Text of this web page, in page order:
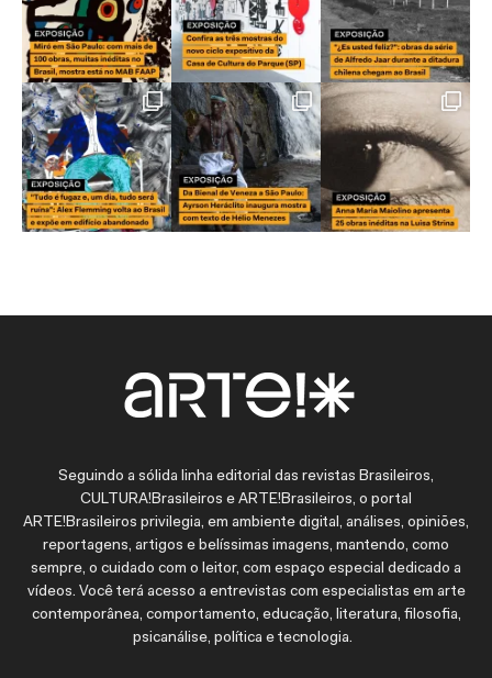
Seguindo a sólida linha editorial das revistas Brasileiros,
CULTURA!Brasileiros e ARTE!Brasileiros, o portal
ARTE!Brasileiros privilegia, em ambiente digital, análises, opiniões,
reportagens, artigos e belíssimas imagens, mantendo, como
sempre, o cuidado com o leitor, com espaço especial dedicado a
vídeos. Você terá acesso a entrevistas com especialistas em arte
contemporânea, comportamento, educação, literatura, filosofia,
psicanálise, política e tecnologia.